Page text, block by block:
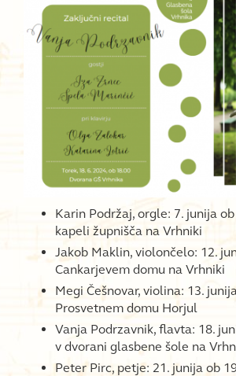
Karin Podržaj, orgle: 7. junija
kapeli župnišča na Vrhniki
Jakob Maklin, violončelo: 12.
Cankarjevem domu na Vrhniki
Megi Češnovar, violina: 13.
Prosvetnem domu Horjul
Vanja Podrzavnik, flavta: 18.
v dvorani glasbene šole na
Peter Pirc, petje: 21. junija ob